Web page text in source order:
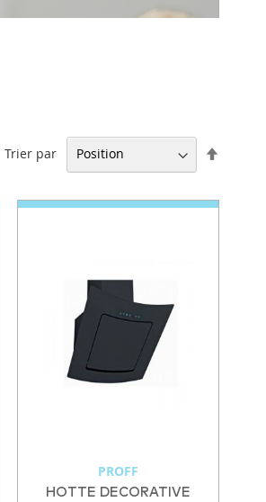
Trier par
PROFF
HOTTE DECORATIVE